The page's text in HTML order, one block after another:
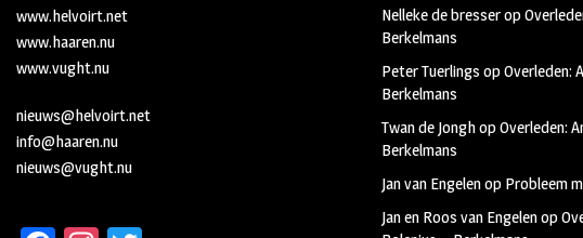
www.helvoirt.net
www.haaren.nu
www.vught.nu
nieuws@helvoirt.net
info@haaren.nu
nieuws@vught.nu
Nelleke de bresserop
Berkelmans
Peter Tuerlings opOverleden:
Berkelmans
Twan de JonghopOverleden:
Berkelmans
Jan van Engelenop Probleem
Jan en Roos van Engelenop